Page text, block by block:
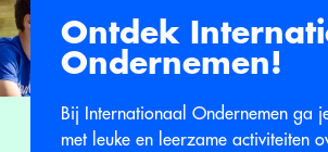
Ontdek
Ondernemen!
Bij Internationaal Ondernemen ga
met leuke en leerzame activiteiten